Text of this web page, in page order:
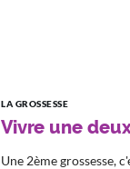
LA GROSSESSE
Vivre une
Une 2ème grossesse,